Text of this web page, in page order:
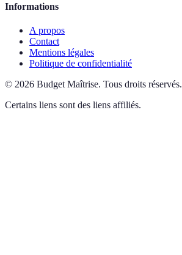
Informations
A propos
Contact
Mentions légales
Politique de confidentialité
© 2026 Budget Maîtrise. Tous droits réservés.
Certains liens sont des liens affiliés.